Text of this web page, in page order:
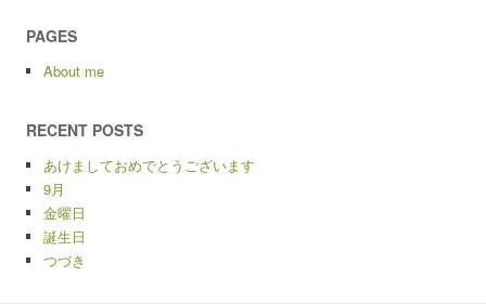
PAGES
About me
RECENT POSTS
あけましておめでとうございます
9月
金曜日
誕生日
つづき